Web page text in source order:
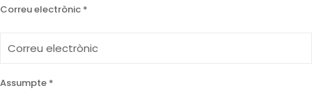
Correu electrònic *
Assumpte *